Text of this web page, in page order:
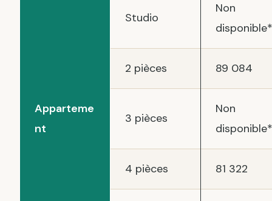
Apparteme
nt
Studio
Non
disponible*
2 pièces 89 084
3 pièces
Non
disponible*
4 pièces 81 322